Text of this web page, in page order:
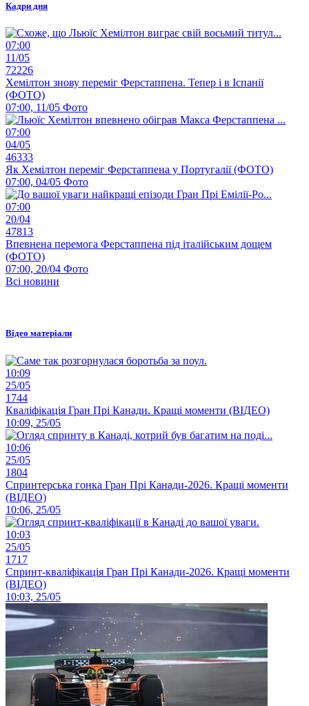
Кадри дня
07:00
11/05
72226
Хемілтон знову переміг Ферстаппена. Тепер і в Іспанії
(ФОТО)
07:00, 11/05 Фото
07:00
04/05
46333
Як Хемілтон переміг Ферстаппена у Португалії (ФОТО)
07:00, 04/05 Фото
07:00
20/04
47813
Впевнена перемога Ферстаппена під італійським дощем
(ФОТО)
07:00, 20/04 Фото
Всі новини
Відео матеріали
10:09
25/05
1744
Кваліфікація Гран Прі Канади. Кращі моменти (ВІДЕО)
10:09, 25/05
10:06
25/05
1804
Спринтерська гонка Гран Прі Канади-2026. Кращі моменти
(ВІДЕО)
10:06, 25/05
10:03
25/05
1717
Спринт-кваліфікація Гран Прі Канади-2026. Кращі моменти
(ВІДЕО)
10:03, 25/05